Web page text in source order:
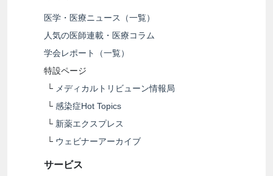
医学・医療ニュース（一覧）
人気の医師連載・医療コラム
学会レポート（一覧）
特設ページ
└ メディカルトリビューン情報局
└ 感染症Hot Topics
└ 新薬エクスプレス
└ ウェビナーアーカイブ
サービス